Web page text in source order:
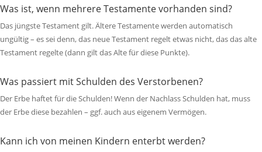
Was ist, wenn mehrere Testamente vorhanden sind?
Das jüngste Testament gilt. Ältere Testamente werden automatisch
ungültig – es sei denn, das neue Testament regelt etwas nicht, das das alte
Testament regelte (dann gilt das Alte für diese Punkte).
Was passiert mit Schulden des Verstorbenen?
Der Erbe haftet für die Schulden! Wenn der Nachlass Schulden hat, muss
der Erbe diese bezahlen – ggf. auch aus eigenem Vermögen.
Kann ich von meinen Kindern enterbt werden?